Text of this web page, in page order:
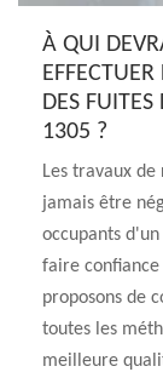
À QUI
DES
1305 ?
Les travaux
jamais être
occupants
faire confiance
proposons de
toutes les
meilleure